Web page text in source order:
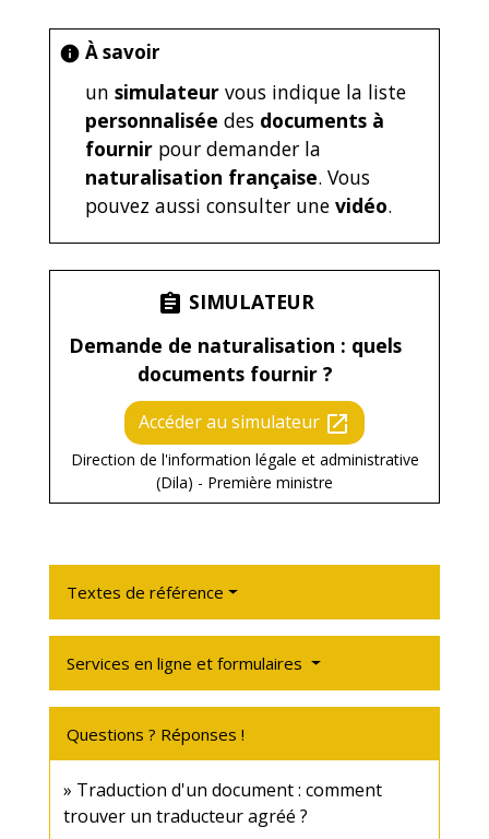
info À savoir
un simulateur vous indique la liste
personnalisée des documents à
fournir pour demander la
naturalisation française. Vous
pouvez aussi consulter une vidéo.
assignment SIMULATEUR
Demande de naturalisation : quels
documents fournir ?
Accéder au simulateur open_in_new
Direction de l'information légale et administrative
(Dila) - Première ministre
Textes de référence
Services en ligne et formulaires
Questions ? Réponses !
Traduction d'un document : comment
trouver un traducteur agréé ?